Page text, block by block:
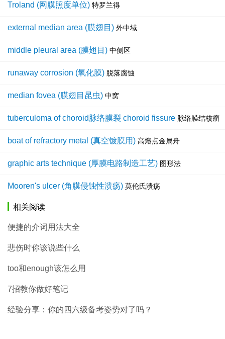
Troland (网膜照度单位) 特罗兰得
external median area (膜翅目) 外中域
middle pleural area (膜翅目) 中侧区
runaway corrosion (氧化膜) 脱落腐蚀
median fovea (膜翅目昆虫) 中窝
tuberculoma of choroid脉络膜裂 choroid fissure 脉络膜结核瘤
boat of refractory metal (真空镀膜用) 高熔点金属舟
graphic arts technique (厚膜电路制造工艺) 图形法
Mooren's ulcer (角膜侵蚀性溃疡) 莫伦氏溃疡
相关阅读
便捷的介词用法大全
悲伤时你该说些什么
too和enough该怎么用
7招教你做好笔记
经验分享：你的四六级备考姿势对了吗？